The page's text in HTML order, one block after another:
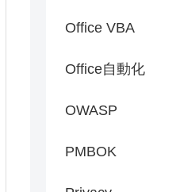
Office VBA
Office自動化
OWASP
PMBOK